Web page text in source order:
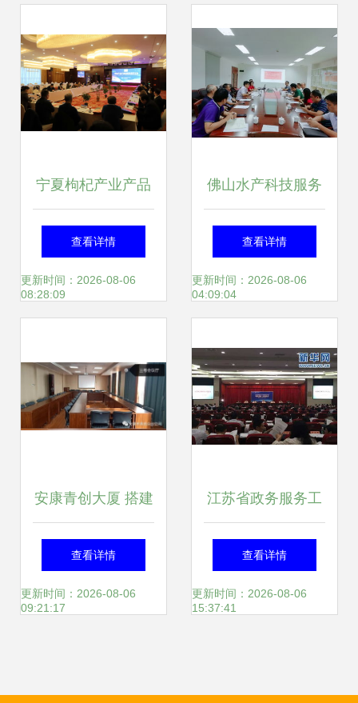
新篇
宁夏枸杞产业产品
创新发展研讨会暨
展览展示会成功举
查看详情
更新时间：2026-08-06
08:28:09
佛山水产科技服务
团队工作会议在珠
江所召开，聚焦服
查看详情
更新时间：2026-08-06
04:09:04
安康青创大厦 搭建
专业平台，赋能会
议展览新篇章
查看详情
更新时间：2026-08-06
09:21:17
江苏省政务服务工
作会议在宁召开，
展览展示成为亮点
查看详情
更新时间：2026-08-06
15:37:41